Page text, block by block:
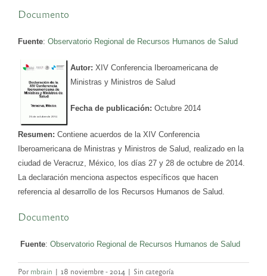
Documento
Fuente: Observatorio Regional de Recursos Humanos de Salud
Autor: XIV Conferencia Iberoamericana de
Ministras y Ministros de Salud
Fecha de publicación: Octubre 2014
Resumen: Contiene acuerdos de la XIV Conferencia
Iberoamericana de Ministras y Ministros de Salud, realizado en la
ciudad de Veracruz, México, los días 27 y 28 de octubre de 2014.
La declaración menciona aspectos específicos que hacen
referencia al desarrollo de los Recursos Humanos de Salud.
Documento
Fuente: Observatorio Regional de Recursos Humanos de Salud
Pormbrain | 18 noviembre - 2014 | Sin categoría